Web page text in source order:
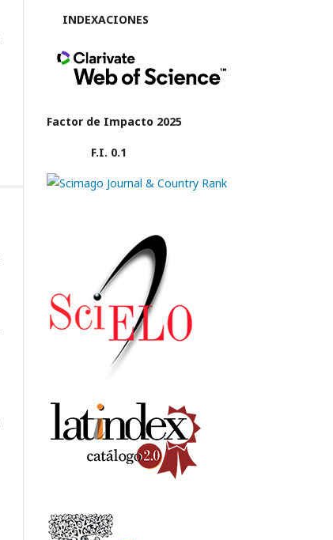
INDEXACIONES
Factor de Impacto 2025
F.I. 0.1